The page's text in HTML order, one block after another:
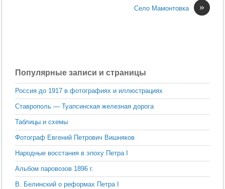
»
Село Мамонтовка
Популярные записи и страницы
Россия до 1917 в фотографиях и иллюстрациях
Ставрополь — Туапсинская железная дорога
Таблицы и схемы
Фотограф Евгений Петрович Вишняков
Народные восстания в эпоху Петра I
Альбом паровозов 1896 г.
В. Белинский о реформах Петра I